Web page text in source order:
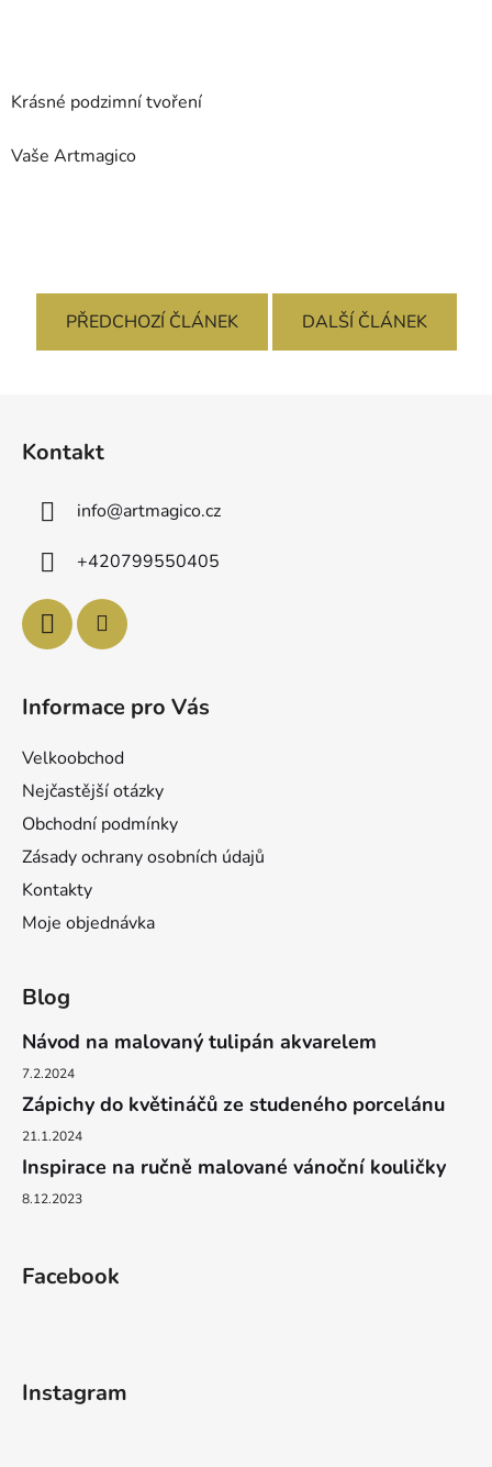
Krásné podzimní tvoření
Vaše Artmagico
PŘEDCHOZÍ ČLÁNEK DALŠÍ ČLÁNEK
Kontakt
info@artmagico.cz
+420799550405
Informace pro Vás
Velkoobchod
Nejčastější otázky
Obchodní podmínky
Zásady ochrany osobních údajů
Kontakty
Moje objednávka
Blog
Návod na malovaný tulipán akvarelem
7.2.2024
Zápichy do květináčů ze studeného porcelánu
21.1.2024
Inspirace na ručně malované vánoční kouličky
8.12.2023
Facebook
Instagram